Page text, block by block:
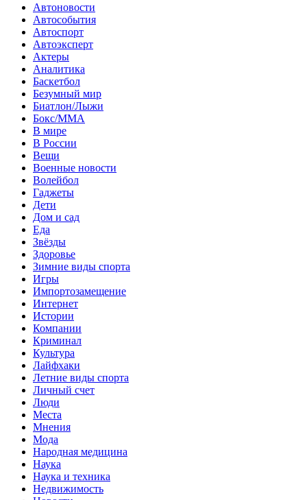
Автоновости
Автособытия
Автоспорт
Автоэксперт
Актеры
Аналитика
Баскетбол
Безумный мир
Биатлон/Лыжи
Бокс/MMA
В мире
В России
Вещи
Военные новости
Волейбол
Гаджеты
Дети
Дом и сад
Еда
Звёзды
Здоровье
Зимние виды спорта
Игры
Импортозамещение
Интернет
Истории
Компании
Криминал
Культура
Лайфхаки
Летние виды спорта
Личный счет
Люди
Места
Мнения
Мода
Народная медицина
Наука
Наука и техника
Недвижимость